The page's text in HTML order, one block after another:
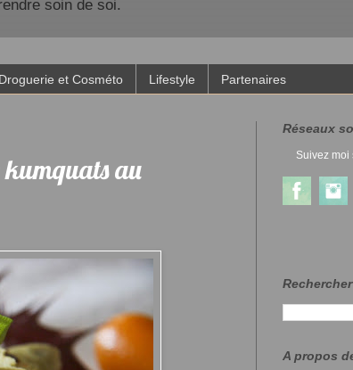
soin de soi.
Droguerie et Cosméto Lifestyle Partenaires
kumquats au
Réseaux
Suivez moi
A propos